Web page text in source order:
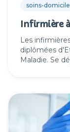
soins-domicile
Infirmière
Les
diplômées
Maladie. Se